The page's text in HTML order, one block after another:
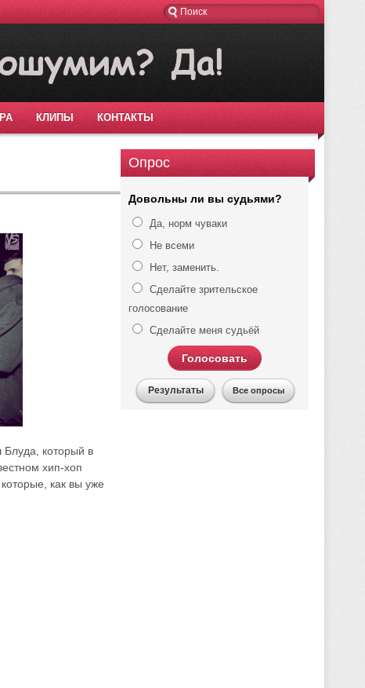
КЛИПЫ КОНТАКТЫ
который в
хип-хоп
как вы уже
Опрос
Довольны ли вы судьями?
Да, норм чуваки
Не всеми
Нет, заменить.
Сделайте зрительское
голосование
Сделайте меня судьёй
Голосовать
Результаты Все опросы